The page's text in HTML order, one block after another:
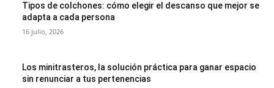
Tipos de colchones: cómo elegir el descanso que mejor se
adapta a cada persona
16 julio, 2026
Los minitrasteros, la solución práctica para ganar espacio
sin renunciar a tus pertenencias